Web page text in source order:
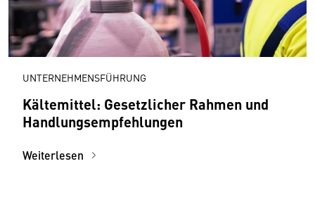
UNTERNEHMENSFÜHRUNG
Kältemittel: Gesetzlicher Rahmen und
Handlungsempfehlungen
Weiterlesen